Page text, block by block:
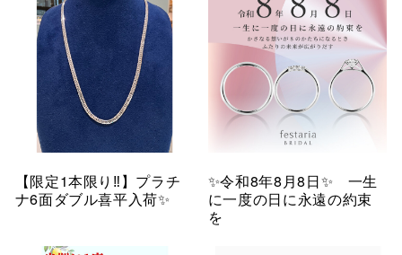
【限定1本限り‼︎】プラチ
ナ6面ダブル喜平入荷✨
✨令和8年8月8日✨ 一生
に一度の日に永遠の約束
を